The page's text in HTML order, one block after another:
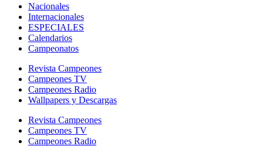
Nacionales
Internacionales
ESPECIALES
Calendarios
Campeonatos
Revista Campeones
Campeones TV
Campeones Radio
Wallpapers y Descargas
Revista Campeones
Campeones TV
Campeones Radio